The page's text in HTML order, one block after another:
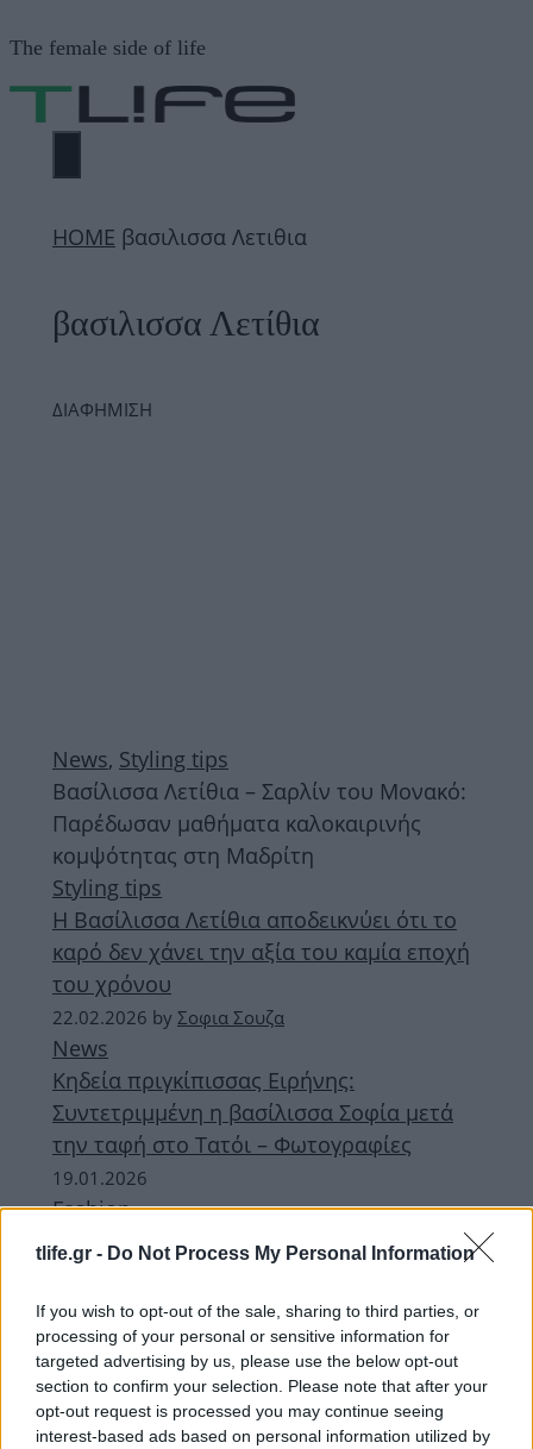
tlife.gr - Do Not Process My Personal Information
If you wish to opt-out of the sale, sharing to third parties, or
processing of your personal or sensitive information for
targeted advertising by us, please use the below opt-out
section to confirm your selection. Please note that after your
opt-out request is processed you may continue seeing
interest-based ads based on personal information utilized by
σε
περιεχόμενο
The female side of life
ΜΕΝΟΎ
ΗΟΜΕ βασιλισσα Λετιθια
βασιλισσα Λετίθια
ΔΙΑΦΗΜΙΣΗ
News, Styling tips
Βασίλισσα Λετίθια – Σαρλίν του Μονακό:
Παρέδωσαν μαθήματα καλοκαιρινής
κομψότητας στη Μαδρίτη
Styling tips
Η Βασίλισσα Λετίθια αποδεικνύει ότι το
καρό δεν χάνει την αξία του καμία εποχή
του χρόνου
22.02.2026 by Σοφια Σουζα
News
Κηδεία πριγκίπισσας Ειρήνης:
Συντετριμμένη η βασίλισσα Σοφία μετά
την ταφή στο Τατόι – Φωτογραφίες
19.01.2026
Fashion
Η Βασίλισσα Λετίθια της Ισπανίας έλαμψε
με την ιστορική Cartier Loop Τιάρα
06.11.2025byΣοφια Σουζα
Celebrities
Queen Letizia: Ήταν η πιο κομψή
παρουσία στο δείπνο Μακρόν στο
Λούβρο για τους Ολυμπιακούς Αγώνες